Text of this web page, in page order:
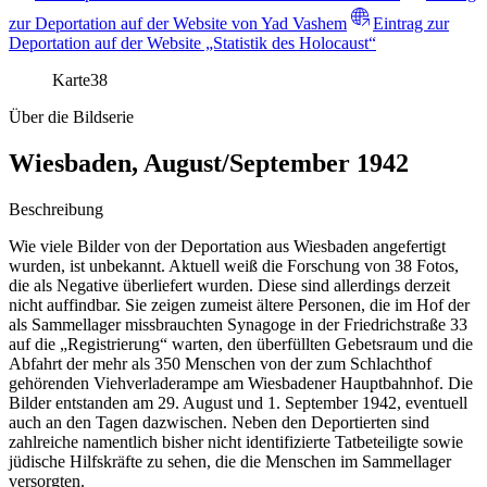
zur Deportation auf der Website von Yad Vashem
Eintrag zur
Deportation auf der Website „Statistik des Holocaust“
Karte38
Über die Bildserie
Wiesbaden, August/September 1942
Beschreibung
Wie viele Bilder von der Deportation aus Wiesbaden angefertigt
wurden, ist unbekannt. Aktuell weiß die Forschung von 38 Fotos,
die als Negative überliefert wurden. Diese sind allerdings derzeit
nicht auffindbar. Sie zeigen zumeist ältere Personen, die im Hof der
als Sammellager missbrauchten Synagoge in der Friedrichstraße 33
auf die „Registrierung“ warten, den überfüllten Gebetsraum und die
Abfahrt der mehr als 350 Menschen von der zum Schlachthof
gehörenden Viehverladerampe am Wiesbadener Hauptbahnhof. Die
Bilder entstanden am 29. August und 1. September 1942, eventuell
auch an den Tagen dazwischen. Neben den Deportierten sind
zahlreiche namentlich bisher nicht identifizierte Tatbeteiligte sowie
jüdische Hilfskräfte zu sehen, die die Menschen im Sammellager
versorgten.